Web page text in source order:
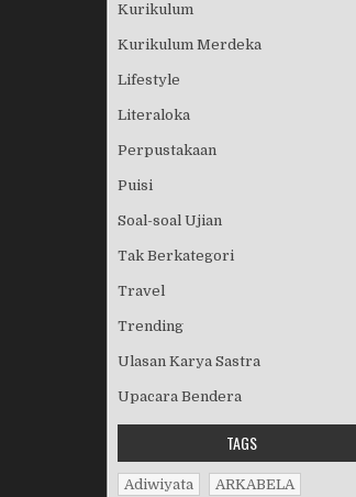
Kurikulum
Kurikulum Merdeka
Lifestyle
Literaloka
Perpustakaan
Puisi
Soal-soal Ujian
Tak Berkategori
Travel
Trending
Ulasan Karya Sastra
Upacara Bendera
TAGS
Adiwiyata
ARKABELA